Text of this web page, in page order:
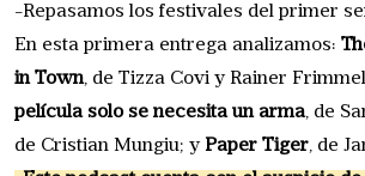
-Repasamos los festivales del primer
En esta primera entrega analizamos:
in Town, de Tizza Covi y Rainer
película solo se necesita un arma, de
de Cristian Mungiu; y Paper Tiger, de